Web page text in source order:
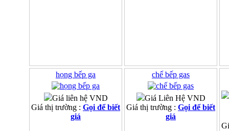
họng bếp ga
Giá liên hệ VND
Giá thị trường : Gọi để biết
giá
chế bếp gas
Giá Liên Hệ VND
Giá thị trường : Gọi để biết
giá